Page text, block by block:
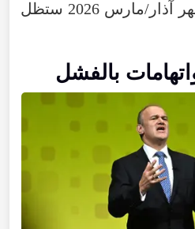
المرحلية المحددة لشهر آذار/مارس 2026 ستظل
بالفشل